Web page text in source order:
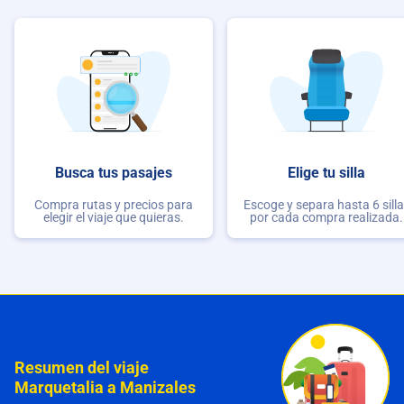
Busca tus pasajes
Compra rutas y precios para
elegir el viaje que quieras.
Elige tu silla
Escoge y separa hasta 6
por cada compra realizada.
Resumen del viaje
Marquetalia a Manizales